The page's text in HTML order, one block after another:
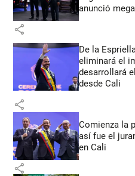
anunció
share
De la
eliminará el
desarrollará
desde Cali
share
Comienza la
así fue el
en Cali
share